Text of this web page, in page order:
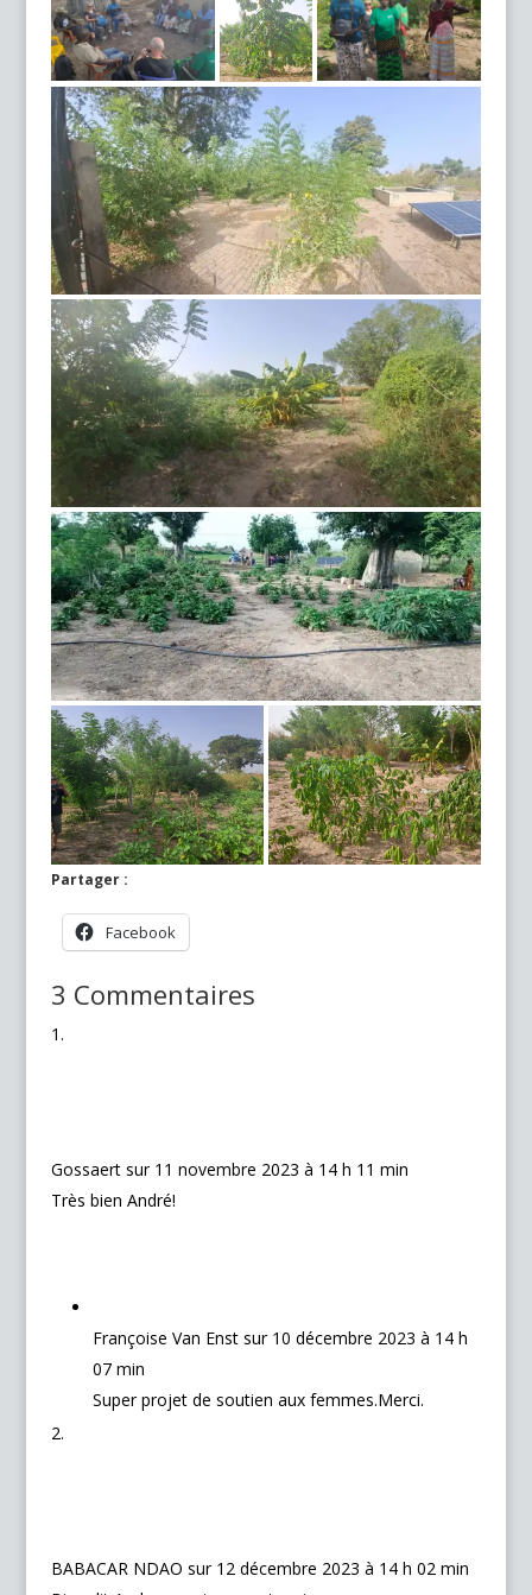
Partager :
Facebook
3 Commentaires
Gossaert sur 11 novembre 2023 à 14 h 11 min
Très bien André!
Françoise Van Enst sur 10 décembre 2023 à 14 h
07 min
Super projet de soutien aux femmes.Merci.
BABACAR NDAO sur 12 décembre 2023 à 14 h 02 min